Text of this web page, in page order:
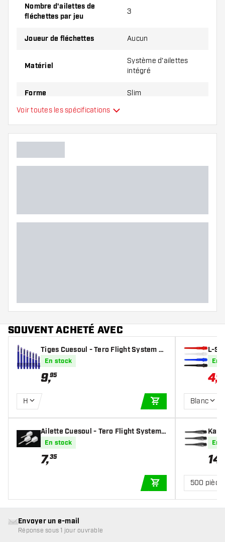
Nombre d'ailettes de
fléchettes par jeu
3
Joueur de fléchettes Aucun
Matériel
Système d'ailettes
intégré
Forme Slim
intégré
Voir toutes les spécifications
SOUVENT ACHETÉ AVEC
Tiges Cuesoul - Tero Flight System A
K7 - Navy Blue
En stock
9,95
H
AJOUTER AU
Ailette Cuesoul - Tero Flight System
AK5 Rost Slim - White
En stock
7,35
AJOUTER AU
L-
En
4,04
Blanc
En
14
500
Envoyer un e-mail
Réponse sous 1 jour ouvrable